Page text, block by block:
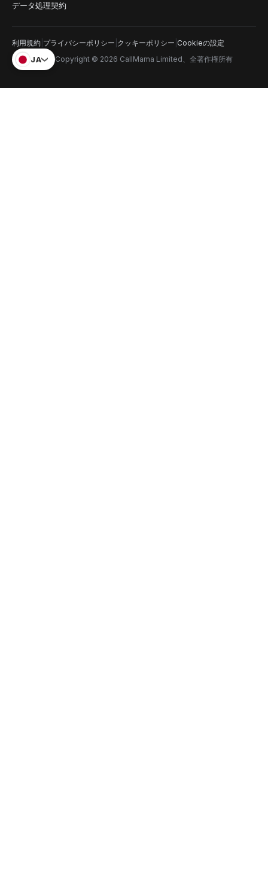
データ処理契約
利用規約 プライバシーポリシー クッキーポリシー Cookieの設定
JA Copyright © 2026 CallMama Limited、全著作権所有